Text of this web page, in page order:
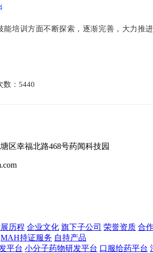
数：5440
能培训方面不断探索，逐渐完善，大力推
区幸福北路468号药闻科技园
历程 企业文化 旗下子公司 荣誉资质 合
MAH持证服务 自持产品
平台 小分子药物研发平台 口服给药平台